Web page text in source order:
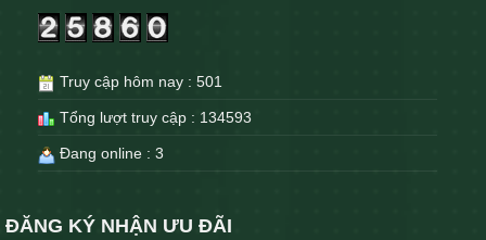
Truy cập hôm nay : 501
Tổng lượt truy cập : 134593
Đang online : 3
ĐĂNG KÝ NHẬN ƯU ĐÃI